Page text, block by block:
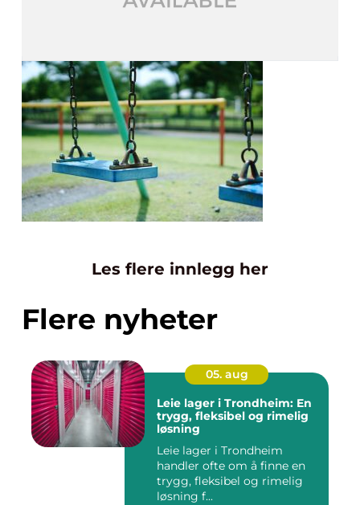
Les flere innlegg her
Flere nyheter
05. aug
Leie lager i Trondheim: En
trygg, fleksibel og rimelig
løsning
Leie lager i Trondheim
handler ofte om å finne en
trygg, fleksibel og rimelig
løsning f...